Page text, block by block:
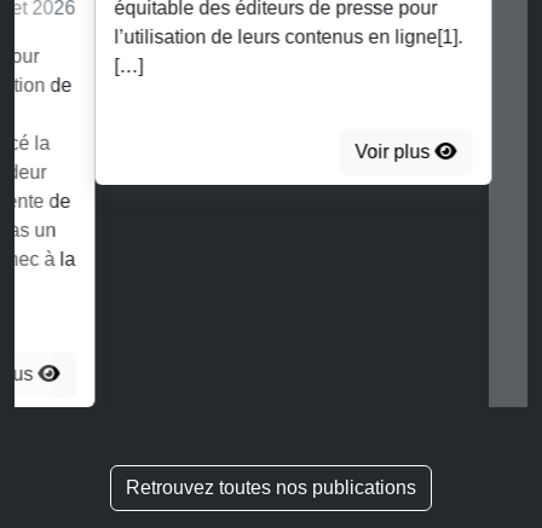
équitable des éditeurs de presse pour
l’utilisation de leurs contenus en ligne[1].
[…]
Voir plus